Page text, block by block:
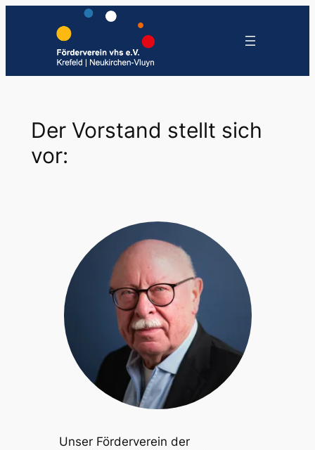
Der Vorstand stellt sich
vor:
Unser Förderverein der